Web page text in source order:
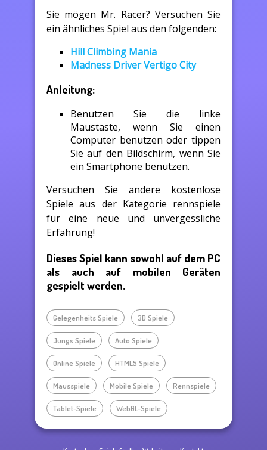
Sie mögen Mr. Racer? Versuchen Sie
ein ähnliches Spiel aus den folgenden:
Hill Climbing Mania
Madness Driver Vertigo City
Anleitung:
Benutzen Sie die linke
Maustaste, wenn Sie einen
Computer benutzen oder tippen
Sie auf den Bildschirm, wenn Sie
ein Smartphone benutzen.
Versuchen Sie andere kostenlose
Spiele aus der Kategorie rennspiele
für eine neue und unvergessliche
Erfahrung!
Dieses Spiel kann sowohl auf dem PC
als auch auf mobilen Geräten
gespielt werden.
Gelegenheits Spiele 3D Spiele
Jungs Spiele Auto Spiele
Online Spiele HTML5 Spiele
Mausspiele Mobile Spiele Rennspiele
Tablet-Spiele WebGL-Spiele